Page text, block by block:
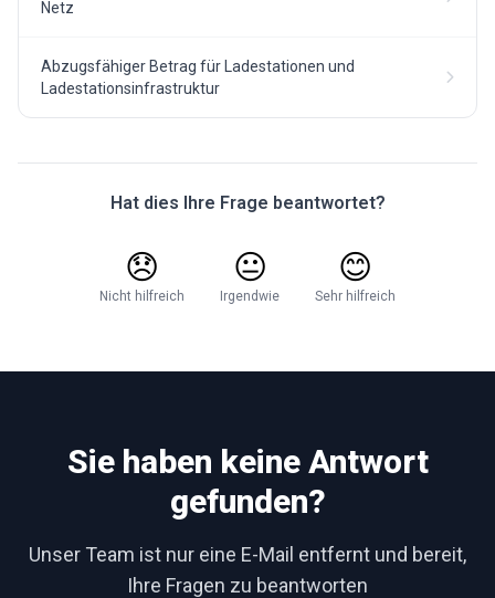
Netz
Abzugsfähiger Betrag für Ladestationen und
Ladestationsinfrastruktur
Hat dies Ihre Frage beantwortet?
😞
Nicht hilfreich
😐
Irgendwie
😊
Sehr hilfreich
Sie haben keine Antwort
gefunden?
Unser Team ist nur eine E-Mail entfernt und bereit,
Ihre Fragen zu beantworten